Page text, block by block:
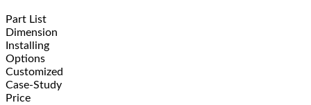
Part List
Dimension
Installing
Options
Customized
Case-Study
Price